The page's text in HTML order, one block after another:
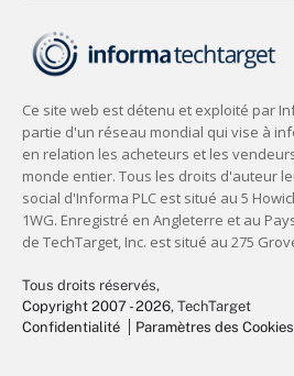
Tous droits réservés,
Copyright 2007 - 2026, TechTarget
Confidentialité
Paramètres des Cookies